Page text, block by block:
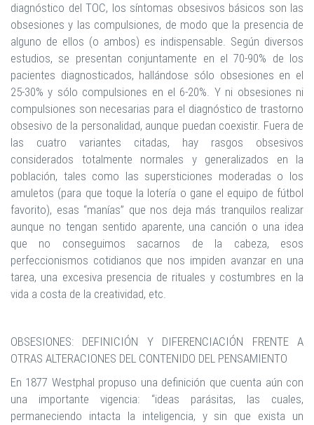
diagnóstico del TOC, los síntomas obsesivos básicos son las
obsesiones y las compulsiones, de modo que la presencia de
alguno de ellos (o ambos) es indispensable. Según diversos
estudios, se presentan conjuntamente en el 70-90% de los
pacientes diagnosticados, hallándose sólo obsesiones en el
25-30% y sólo compulsiones en el 6-20%. Y ni obsesiones ni
compulsiones son necesarias para el diagnóstico de trastorno
obsesivo de la personalidad, aunque puedan coexistir. Fuera de
las cuatro variantes citadas, hay rasgos obsesivos
considerados totalmente normales y generalizados en la
población, tales como las supersticiones moderadas o los
amuletos (para que toque la lotería o gane el equipo de fútbol
favorito), esas “manías” que nos deja más tranquilos realizar
aunque no tengan sentido aparente, una canción o una idea
que no conseguimos sacarnos de la cabeza, esos
perfeccionismos cotidianos que nos impiden avanzar en una
tarea, una excesiva presencia de rituales y costumbres en la
vida a costa de la creatividad, etc.
OBSESIONES: DEFINICIÓN Y DIFERENCIACIÓN FRENTE A
OTRAS ALTERACIONES DEL CONTENIDO DEL PENSAMIENTO
En 1877 Westphal propuso una definición que cuenta aún con
una importante vigencia: “ideas parásitas, las cuales,
permaneciendo intacta la inteligencia, y sin que exista un